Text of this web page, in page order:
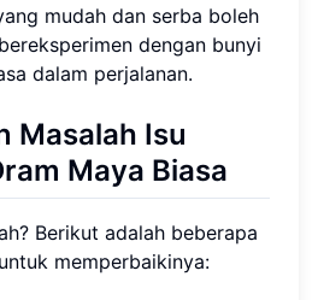
mudah dan serba boleh
dengan bunyi
dalam perjalanan.
Masalah Isu
Maya Biasa
Berikut adalah beberapa
memperbaikinya: